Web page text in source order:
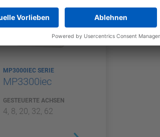
MP3000IEC SERIE
MP3300iec
GESTEUERTE ACHSEN
4, 8, 20, 32, 62